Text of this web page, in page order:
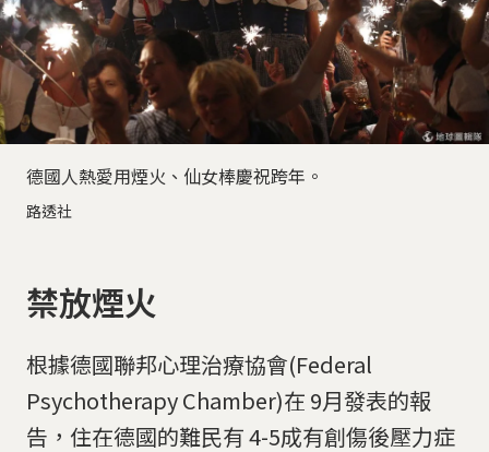
德國人熱愛用煙火、仙女棒慶祝跨年。
路透社
禁放煙火
根據德國聯邦心理治療協會(Federal
Psychotherapy Chamber)在 9月發表的報
告，住在德國的難民有 4-5成有創傷後壓力症